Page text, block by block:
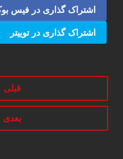
اشتراک گذاری در فیس
اشتراک گذاری در توییتر
قبلی
بعدی